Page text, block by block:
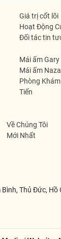
Thủ Đức, Hồ
Giá trị cốt lõi
Hoạt Động
Đối tác tin
Về Chúng Tôi
Mới Nhất
Mái ấm Gary
Mái ấm Naza
Phòng
Tiến